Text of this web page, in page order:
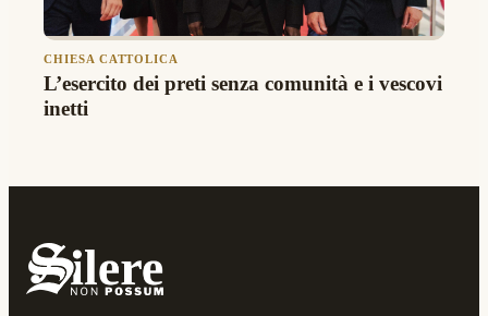
CHIESA CATTOLICA
L’esercito dei preti senza comunità e i vescovi
inetti